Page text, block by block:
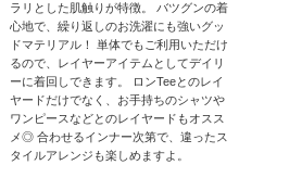
ラリとした肌触りが特徴。 バツグンの着
心地で、繰り返しのお洗濯にも強いグッ
ドマテリアル！ 単体でもご利用いただけ
るので、レイヤーアイテムとしてデイリ
ーに着回しできます。 ロンTeeとのレイ
ヤードだけでなく、お手持ちのシャツや
ワンピースなどとのレイヤードもオスス
メ◎ 合わせるインナー次第で、違ったス
タイルアレンジも楽しめますよ。